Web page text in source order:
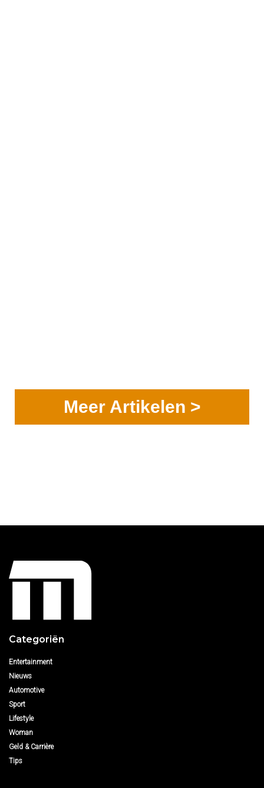
Meer Artikelen >
Categoriën
Entertainment
Nieuws
Automotive
Sport
Lifestyle
Woman
Geld & Carrière
Tips